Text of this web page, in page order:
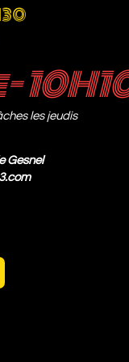
10
les jeudis
Gesnel